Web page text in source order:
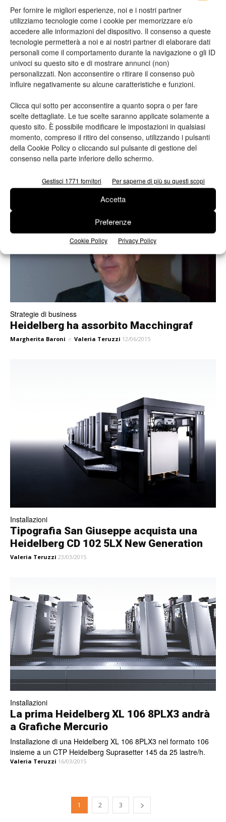
Per fornire le migliori esperienze, noi e i nostri partner
utilizziamo tecnologie come i cookie per memorizzare e/o
accedere alle informazioni del dispositivo. Il consenso a queste
tecnologie permetterà a noi e ai nostri partner di elaborare dati
personali come il comportamento durante la navigazione o gli ID
univoci su questo sito e di mostrare annunci (non)
personalizzati. Non acconsentire o ritirare il consenso può
influire negativamente su alcune caratteristiche e funzioni.
Clicca qui sotto per acconsentire a quanto sopra o per fare
scelte dettagliate. Le tue scelte saranno applicate solamente a
questo sito. È possibile modificare le impostazioni in qualsiasi
momento, compreso il ritiro del consenso, utilizzando i pulsanti
della Cookie Policy o cliccando sul pulsante di gestione del
consenso nella parte inferiore dello schermo.
Gestisci 1771 fornitori Per saperne di più su questi scopi
Accetta
Preferenze
Cookie Policy Privacy Policy
Installazioni
Il Piemonte investe sulle tecnologie
Heidelberg
Quando i numeri parlano... 18 gruppi stampa VLF, 29 gruppi
stampa 70×100 di macchine a foglio e 4 macchine a bobina per
Valeria Teruzzi 15/07/2015
Strategie di business
Heidelberg ha assorbito Macchingraf
Margherita Baroni e Valeria Teruzzi 12/06/2015
Installazioni
Tipografia San Giuseppe acquista una
Heidelberg CD 102 5LX New Generation
Valeria Teruzzi 23/03/2015
Installazioni
La prima Heidelberg XL 106 8PLX3 andrà
a Grafiche Mercurio
Installazione di una Heidelberg XL 106 8PLX3 nel formato 106
insieme a un CTP Heidelberg Suprasetter 145 da 25 lastre/h.
Valeria Teruzzi 16/03/2015
1 2 3